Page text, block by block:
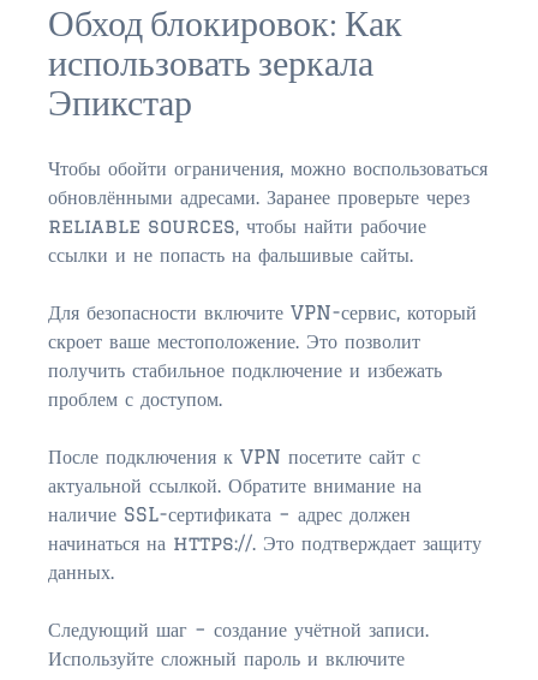
$150,000 – $350,000
$350,000 – $500,000
$500,000 – $750,000
$750,000 – $1,000,000
$1,000,000 – $2,000,000
$2,000,000 and up
AMELIA ISLAND
$150,000 and down
$150,000 – $350,000
$350,000 – $500,000
$500,000 – $750,000
$750,000 – $1,000,000
$2,000,000 and up
Обход блокировок: Как
использовать зеркала
Эпикстар
Чтобы обойти ограничения, можно воспользоваться
обновлёнными адресами. Заранее проверьте через
reliable sources, чтобы найти рабочие
ссылки и не попасть на фальшивые сайты.
Для безопасности включите VPN-сервис, который
скроет ваше местоположение. Это позволит
получить стабильное подключение и избежать
проблем с доступом.
После подключения к VPN посетите сайт с
актуальной ссылкой. Обратите внимание на
наличие SSL-сертификата – адрес должен
начинаться на https://. Это подтверждает защиту
данных.
Следующий шаг – создание учётной записи.
Используйте сложный пароль и включите